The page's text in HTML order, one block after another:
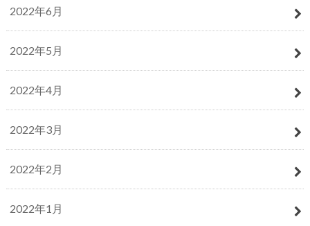
2022年6月
2022年5月
2022年4月
2022年3月
2022年2月
2022年1月